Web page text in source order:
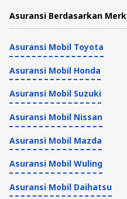
Asuransi Berdasarkan
Asuransi Mobil Toyota
Asuransi Mobil Honda
Asuransi Mobil Suzuki
Asuransi Mobil Nissan
Asuransi Mobil Mazda
Asuransi Mobil Wuling
Asuransi Mobil Daihatsu